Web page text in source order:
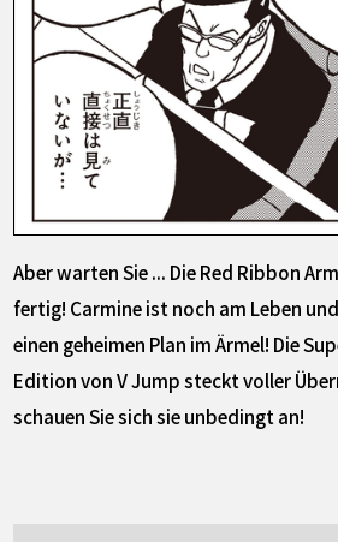
Aber warten Sie ... Die Red Ribbon
fertig! Carmine ist noch am Leben
einen geheimen Plan im Ärmel! Die
Edition von V Jump steckt voller
schauen Sie sich sie unbedingt an!